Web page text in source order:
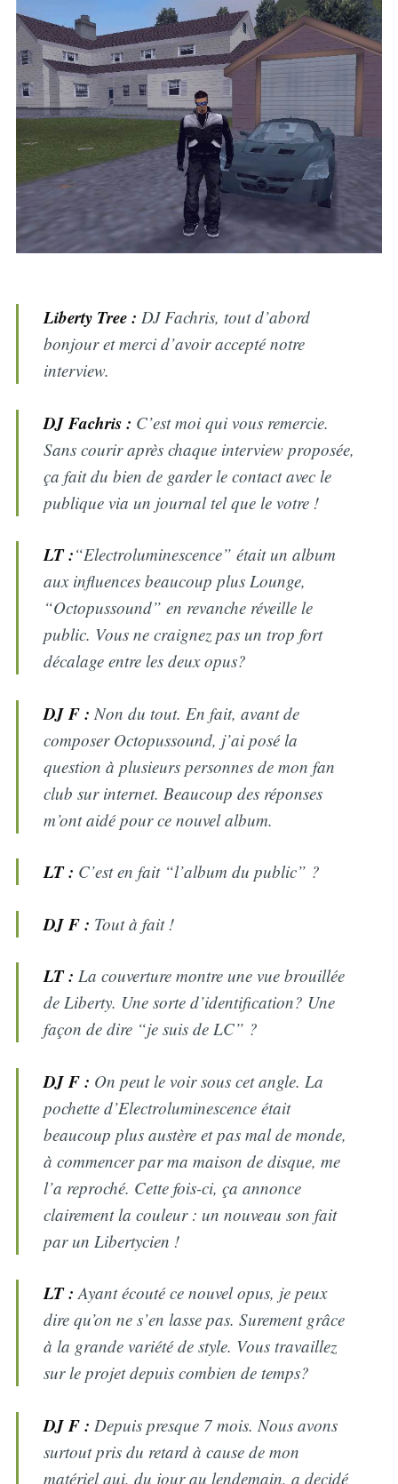
Liberty Tree : DJ Fachris, tout d’abord
bonjour et merci d’avoir accepté notre
interview.
DJ Fachris : C’est moi qui vous remercie.
Sans courir après chaque interview proposée,
ça fait du bien de garder le contact avec le
publique via un journal tel que le votre !
LT :“Electroluminescence” était un album
aux influences beaucoup plus Lounge,
“Octopussound” en revanche réveille le
public. Vous ne craignez pas un trop fort
décalage entre les deux opus?
DJ F : Non du tout. En fait, avant de
composer Octopussound, j’ai posé la
question à plusieurs personnes de mon fan
club sur internet. Beaucoup des réponses
m’ont aidé pour ce nouvel album.
LT : C’est en fait “l’album du public” ?
DJ F : Tout à fait !
LT : La couverture montre une vue brouillée
de Liberty. Une sorte d’identification? Une
façon de dire “je suis de LC” ?
DJ F : On peut le voir sous cet angle. La
pochette d’Electroluminescence était
beaucoup plus austère et pas mal de monde,
à commencer par ma maison de disque, me
l’a reproché. Cette fois-ci, ça annonce
clairement la couleur : un nouveau son fait
par un Libertycien !
LT : Ayant écouté ce nouvel opus, je peux
dire qu’on ne s’en lasse pas. Surement grâce
à la grande variété de style. Vous travaillez
sur le projet depuis combien de temps?
DJ F : Depuis presque 7 mois. Nous avons
surtout pris du retard à cause de mon
matériel qui, du jour au lendemain, a decidé